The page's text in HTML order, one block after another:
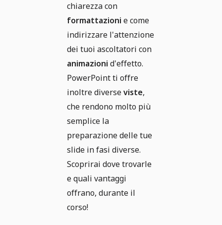
chiarezza con
formattazioni e come
indirizzare l'attenzione
dei tuoi ascoltatori con
animazioni d'effetto.
PowerPoint ti offre
inoltre diverseviste,
che rendono molto più
semplice la
preparazione delle tue
slide in fasi diverse.
Scoprirai dove trovarle
e quali vantaggi
offrano, durante il
corso!